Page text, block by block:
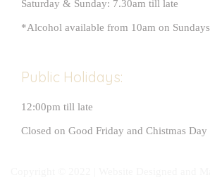
Saturday & Sunday: 7.30am till late
*Alcohol available from 10am on Sundays
Public Holidays:
12:00pm till late
Closed on Good Friday and Chistmas Day